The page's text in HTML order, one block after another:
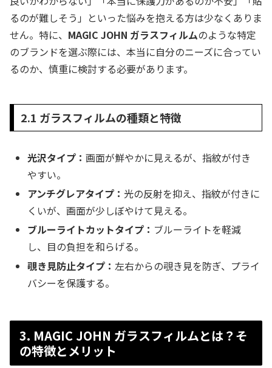
るのが難しそう」といった悩みを抱える方は少なくありま
せん。特に、 MAGIC JOHN ガラスフィルムのような特定
のブランドを選ぶ際には、本当に自分のニーズに合ってい
るのか、慎重に検討する必要があります。
2.1 ガラスフィルムの種類と特徴
光沢タイプ：画面が鮮やかに見えるが、指紋が付き
やすい。
アンチグレアタイプ： 光の反射を抑え、指紋が付きに
くいが、画面が少しぼやけて見える。
ブルーライトカットタイプ： ブルーライトを軽減
し、目の負担を和らげる。
覗き見防止タイプ：左右からの覗き見を防ぎ、プライ
バシーを保護する。
3. MAGIC JOHN ガラスフィルムとは？そ
の特徴とメリット